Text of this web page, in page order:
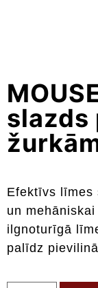
slazds
Efektīvs līmes
un
ilgnoturīgā
palīdz